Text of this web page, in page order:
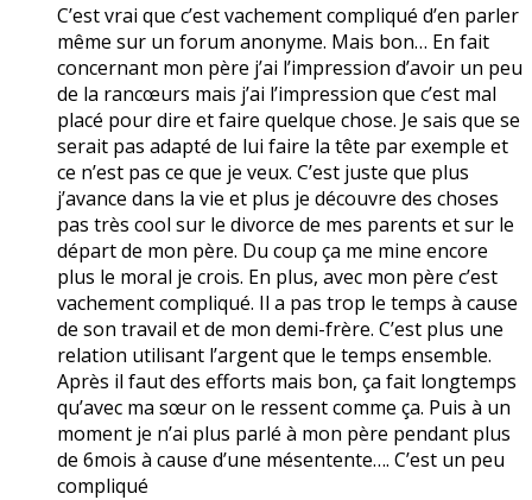
C’est vrai que c’est vachement compliqué d’en parler
même sur un forum anonyme. Mais bon… En fait
concernant mon père j’ai l’impression d’avoir un peu
de la rancœurs mais j’ai l’impression que c’est mal
placé pour dire et faire quelque chose. Je sais que se
serait pas adapté de lui faire la tête par exemple et
ce n’est pas ce que je veux. C’est juste que plus
j’avance dans la vie et plus je découvre des choses
pas très cool sur le divorce de mes parents et sur le
départ de mon père. Du coup ça me mine encore
plus le moral je crois. En plus, avec mon père c’est
vachement compliqué. Il a pas trop le temps à cause
de son travail et de mon demi-frère. C’est plus une
relation utilisant l’argent que le temps ensemble.
Après il faut des efforts mais bon, ça fait longtemps
qu’avec ma sœur on le ressent comme ça. Puis à un
moment je n’ai plus parlé à mon père pendant plus
de 6mois à cause d’une mésentente…. C’est un peu
compliqué